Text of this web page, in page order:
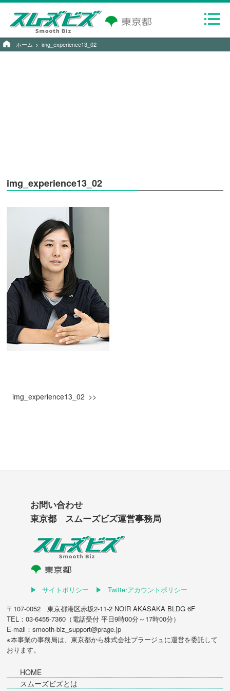
ホーム img_experience13_02
img_experience13_02
img_experience13_02
お問い合わせ
東京都 スムーズビズ運営事務局
サイトポリシー
Twitterアカウントポリシー
〒107-0052 東京都港区赤坂2-11-2 NOIR AKASAKA BLDG 6F
TEL：03-6455-7360（電話受付 平日9時00分～17時00分）
E-mail：smooth-biz_support@prage.jp
※本事業の事務局は、東京都から株式会社プラージュに運営を委託して
おります。
HOME
スムーズビズとは